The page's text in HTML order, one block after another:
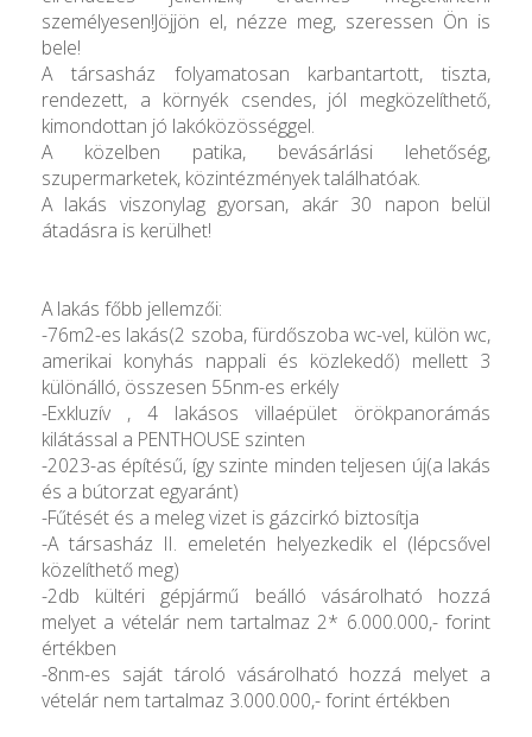
személyesen!Jöjjön el, nézze meg, szeressen Ön is
bele!
A társasház folyamatosan karbantartott, tiszta,
rendezett, a környék csendes, jól megközelíthető,
kimondottan jó lakóközösséggel.
A közelben patika, bevásárlási lehetőség,
szupermarketek, közintézmények találhatóak.
A lakás viszonylag gyorsan, akár 30 napon belül
átadásra is kerülhet!
A lakás főbb jellemzői:
-76m2-es lakás(2 szoba, fürdőszoba wc-vel, külön wc,
amerikai konyhás nappali és közlekedő) mellett 3
különálló, összesen 55nm-es erkély
-Exkluzív , 4 lakásos villaépület örökpanorámás
kilátással a PENTHOUSE szinten
-2023-as építésű, így szinte minden teljesen új(a lakás
és a bútorzat egyaránt)
-Fűtését és a meleg vizet is gázcirkó biztosítja
-A társasház II. emeletén helyezkedik el (lépcsővel
közelíthető meg)
-2db kültéri gépjármű beálló vásárolható hozzá
melyet a vételár nem tartalmaz 2* 6.000.000,- forint
értékben
-8nm-es saját tároló vásárolható hozzá melyet a
vételár nem tartalmaz 3.000.000,- forint értékben